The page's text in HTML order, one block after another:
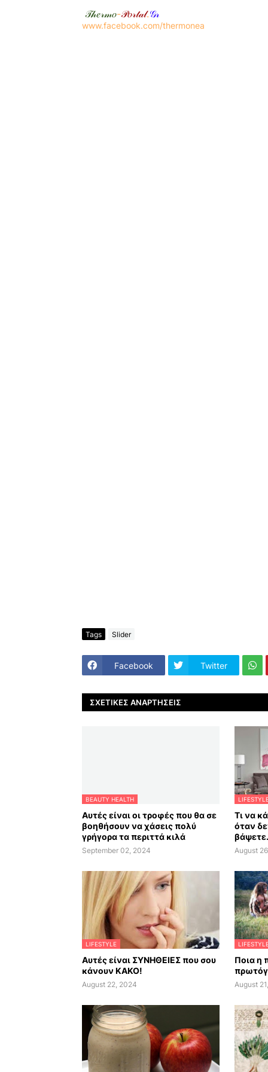
𝒯𝒽𝑒𝓇𝓂𝑜-𝒫𝑜𝓇𝓉𝒶𝓁.𝒢𝓇
www.facebook.com/thermonea
Tags Slider
Facebook Twitter
ΣΧΕΤΙΚΈΣ ΑΝΑΡΤΉΣΕΙΣ
BEAUTY HEALTH
Αυτές είναι οι τροφές που θα σε
βοηθήσουν να χάσεις πολύ
γρήγορα τα περιττά κιλά
September 02, 2024
Τι να
όταν
August
LIFESTYLE
Αυτές είναι ΣΥΝΗΘΕΙΕΣ που σου
κάνουν ΚΑΚΟ!
August 22, 2024
Ποια η
August